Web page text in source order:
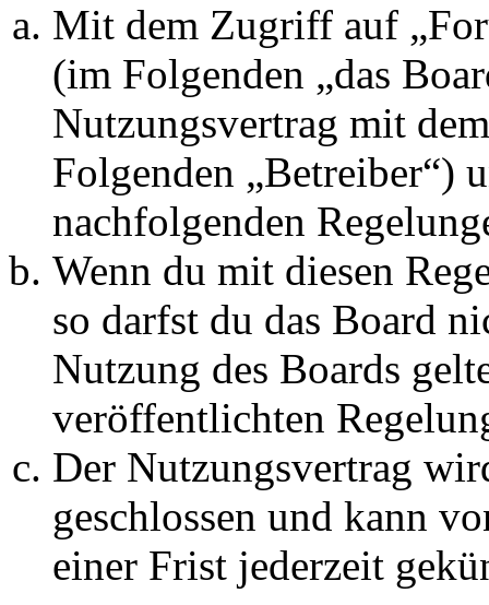
Mit dem Zugriff auf
(im Folgenden „das
Nutzungsvertrag mit
Folgenden „Betreiber“)
nachfolgenden
Wenn du mit diesen
so darfst du das Board
Nutzung des Boards
veröffentlichten
Der Nutzungsvertrag
geschlossen und kann
einer Frist jederzeit